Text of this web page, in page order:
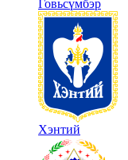
Говьсүмбэр
Хэнтий